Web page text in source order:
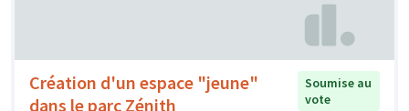
Création d'un espace "jeune"
dans le parc Zénith
Soumise au
vote